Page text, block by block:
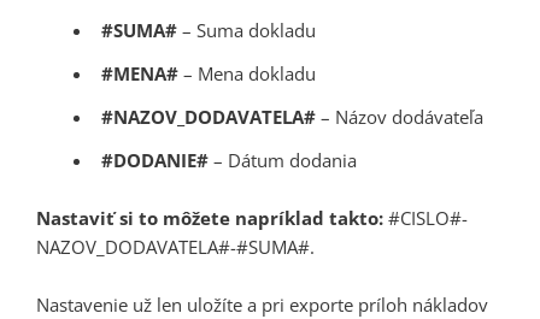
#SUMA# – Suma dokladu
#MENA# – Mena dokladu
#NAZOV_DODAVATELA# – Názov dodávateľa
#DODANIE# – Dátum dodania
Nastaviť si to môžete napríklad takto: #CISLO#-
NAZOV_DODAVATELA#-#SUMA#.
Nastavenie už len uložíte a pri exporte príloh nákladov